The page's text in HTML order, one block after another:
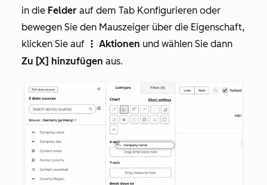
in die Felder auf dem Tab Konfigurieren oder
bewegen Sie den Mauszeiger über die Eigenschaft,
klicken Sie auf
verticalMenu Aktionen und wählen Sie dann
Zu [X] hinzufügen aus.